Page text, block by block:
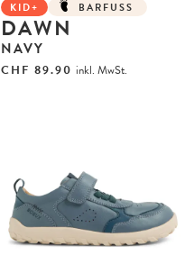
KID+ BARFUSS
DAWN
NAVY
CHF 89.90 inkl. MwSt.